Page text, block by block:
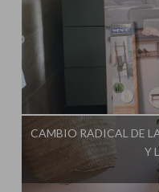
CAMBIO RADICAL DE
Y